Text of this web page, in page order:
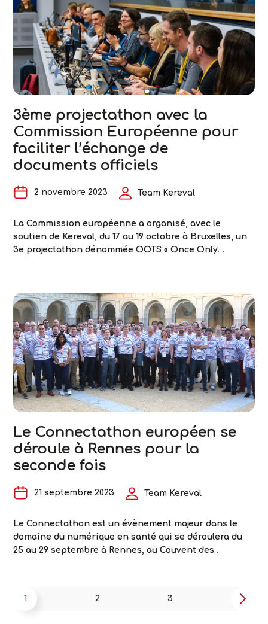
avec
le
CHU
de
Rennes
pour
améliorer
des
données
de
santé
3ème projectathon avec la
Commission Européenne pour
faciliter l’échange de
documents officiels
2 novembre 2023 Team Kereval
La Commission européenne a organisé, avec le
soutien de Kereval, du 17 au 19 octobre à Bruxelles, un
3e projectathon dénommée OOTS « Once Only
technique de l’évènement, avec la configuration de la
plateforme open…3ème
projectathon
avec
la
Commission
Européenne
pour
faciliter
de
documents
officiels
Le Connectathon européen se
déroule à Rennes pour la
seconde fois
21 septembre 2023 Team Kereval
Le Connectathon est un évènement majeur dans le
domaine du numérique en santé qui se déroulera du
25 au 29 septembre à Rennes, au Couvent des
dans la semaine européenne de la e-santé, portée par
Pagination
1 2 3 Suivant